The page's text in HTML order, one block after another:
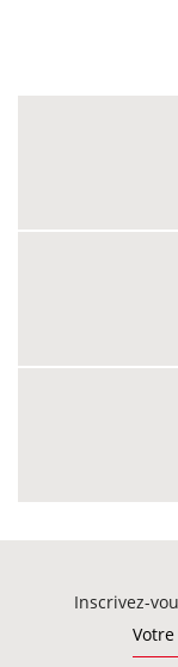
Inscrivez-